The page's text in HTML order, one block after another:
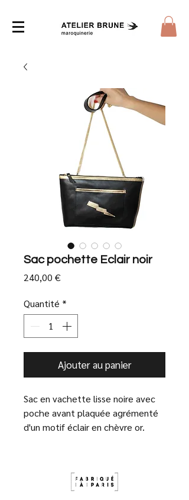
Sac pochette Eclair noir
240,00 €Prix
Quantité *
Ajouter au panier
Sac en vachette lisse noire avec
poche avant plaquée agrémenté
d'un motif éclair en chèvre or.
pour cartes de crédit avec
doubure imprimée. Fermeture par